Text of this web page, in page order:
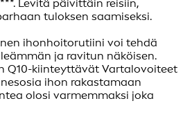
Levitä päivittäin reisiin,
tuloksen saamiseksi.
ihonhoitorutiini voi tehdä
ja ravitun näköisen.
Q10-kiinteyttävät Vartalovoiteet
ihon rakastamaan
olosi varmemmaksi joka